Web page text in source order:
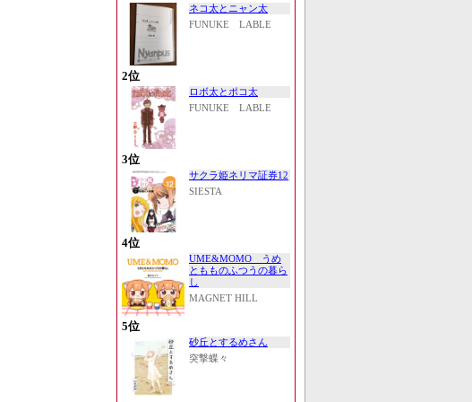
ネコ太とニャン太
FUNUKE LABLE
2位
ロボ太とポコ太
FUNUKE LABLE
3位
サクラ姫ネリマ証券12
SIESTA
4位
UME&MOMO うめ
ともものふつうの暮ら
し
MAGNET HILL
5位
砂丘とするめさん
突撃蝶々